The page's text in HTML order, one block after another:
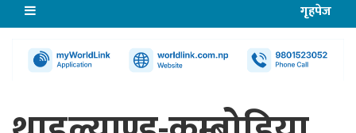
गृहपेज